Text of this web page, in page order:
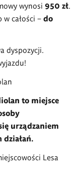
wynosi 950 zł.
w całości – do
dyspozycji.
to miejsce
urządzaniem
Lesa